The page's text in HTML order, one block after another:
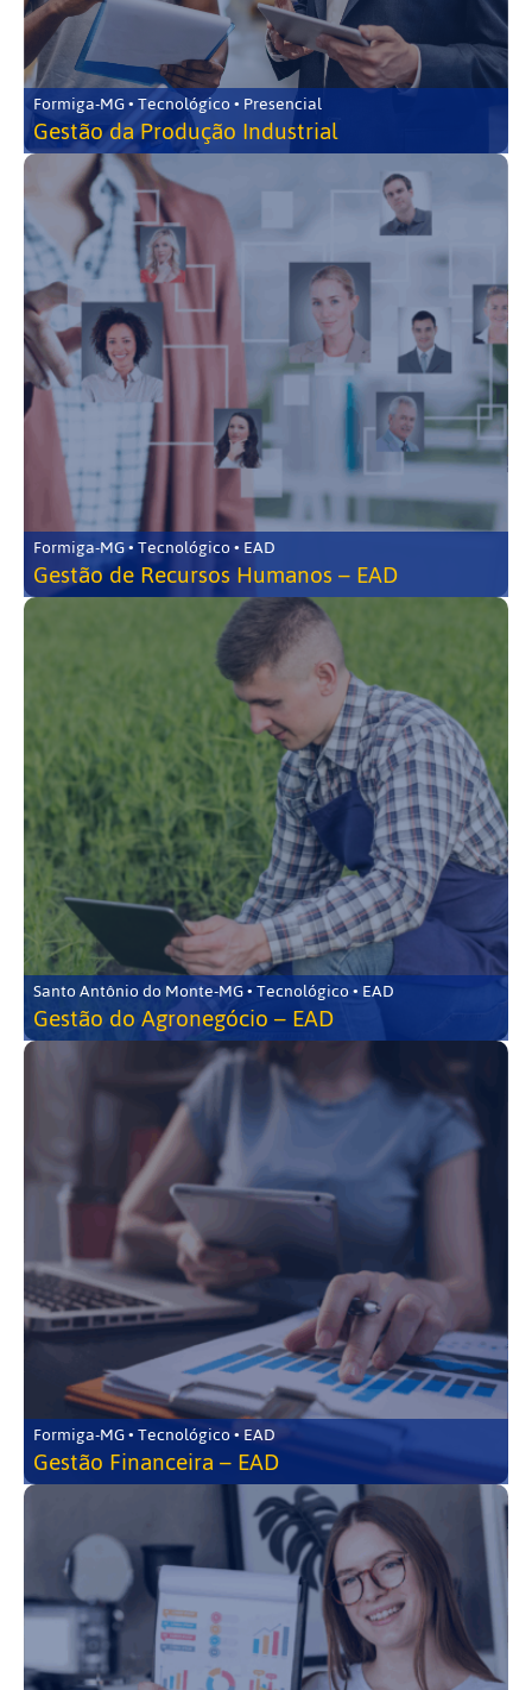
Formiga-MG • Tecnológico • Presencial
Gestão da Produção Industrial
Formiga-MG • Tecnológico • EAD
Gestão de Recursos Humanos – EAD
Santo Antônio do Monte-MG • Tecnológico • EAD
Gestão do Agronegócio – EAD
Formiga-MG • Tecnológico • EAD
Gestão Financeira – EAD